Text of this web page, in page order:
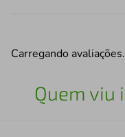
Carregando
Quem viu